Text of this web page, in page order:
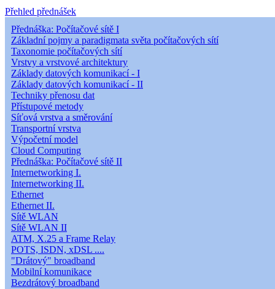
Přehled přednášek
Přednáška: Počítačové sítě I
Základní pojmy a paradigmata světa počítačových sítí
Taxonomie počítačových sítí
Vrstvy a vrstvové architektury
Základy datových komunikací - I
Základy datových komunikací - II
Techniky přenosu dat
Přístupové metody
Síťová vrstva a směrování
Transportní vrstva
Výpočetní model
Cloud Computing
Přednáška: Počítačové sítě II
Internetworking I.
Internetworking II.
Ethernet
Ethernet II.
Sítě WLAN
Sítě WLAN II
ATM, X.25 a Frame Relay
POTS, ISDN, xDSL ....
"Drátový" broadband
Mobilní komunikace
Bezdrátový broadband